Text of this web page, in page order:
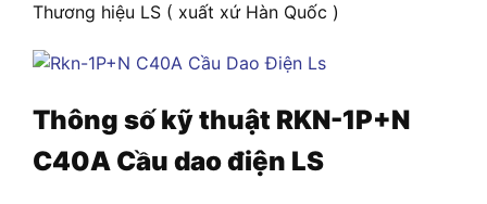
Thương hiệu LS ( xuất xứ Hàn Quốc )
Thông số kỹ thuật RKN-1P+N
C40A Cầu dao điện LS